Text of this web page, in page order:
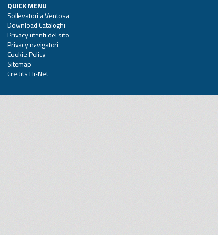
QUICK MENU
Sollevatori a Ventosa
Download Cataloghi
Privacy utenti del sito
Privacy navigatori
Cookie Policy
Sitemap
Credits Hi-Net